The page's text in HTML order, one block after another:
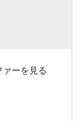
ァーを見る